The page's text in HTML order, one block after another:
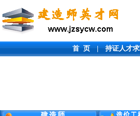
首 页|持证人才